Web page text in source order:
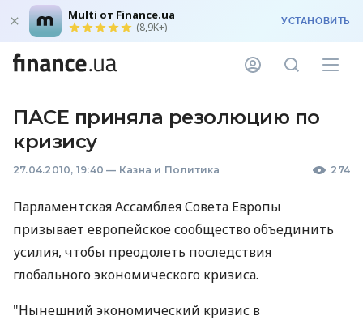
Multi от Finance.ua
(8,9K+) УСТАНОВИТЬ
ПАСЕ приняла резолюцию по
кризису
27.04.2010, 19:40 — Казна и Политика 274
Парламентская Ассамблея Совета Европы
призывает европейское сообщество объединить
усилия, чтобы преодолеть последствия
глобального экономического кризиса.
"Нынешний экономический кризис в